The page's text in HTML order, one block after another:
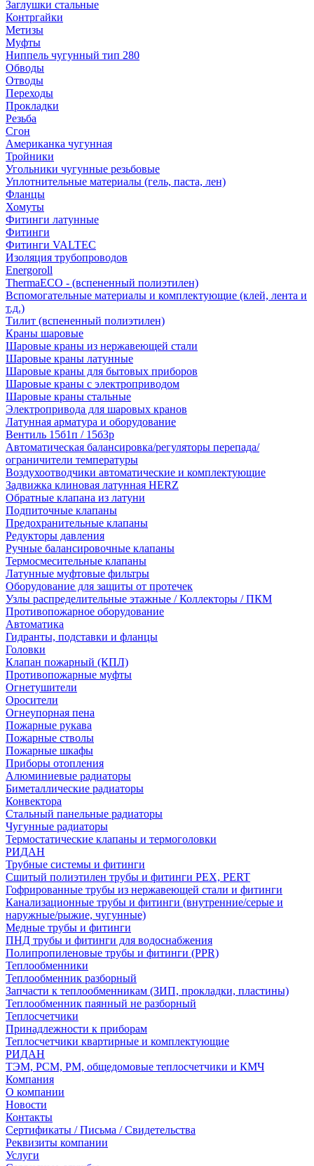
Заглушки стальные
Контргайки
Метизы
Муфты
Ниппель чугунный тип 280
Обводы
Отводы
Переходы
Прокладки
Резьба
Сгон
Американка чугунная
Тройники
Угольники чугунные резьбовые
Уплотнительные материалы (гель, паста, лен)
Фланцы
Хомуты
Фитинги латунные
Фитинги
Фитинги VALTEC
Изоляция трубопроводов
Energoroll
ThermaECO - (вспененный полиэтилен)
Вспомогательные материалы и комплектующие (клей, лента и
т.д.)
Тилит (вспененный полиэтилен)
Краны шаровые
Шаровые краны из нержавеющей стали
Шаровые краны латунные
Шаровые краны для бытовых приборов
Шаровые краны с электроприводом
Шаровые краны стальные
Электропривода для шаровых кранов
Латунная арматура и оборудование
Вентиль 15б1п / 15б3р
Автоматическая балансировка/регуляторы перепада/
ограничители температуры
Воздухоотводчики автоматические и комплектующие
Задвижка клиновая латунная HERZ
Обратные клапана из латуни
Подпиточные клапаны
Предохранительные клапаны
Редукторы давления
Ручные балансировочные клапаны
Термосмесительные клапаны
Латунные муфтовые фильтры
Оборудование для защиты от протечек
Узлы распределительные этажные / Коллекторы / ПКМ
Противопожарное оборудование
Автоматика
Гидранты, подставки и фланцы
Головки
Клапан пожарный (КПЛ)
Противопожарные муфты
Огнетушители
Оросители
Огнеупорная пена
Пожарные рукава
Пожарные стволы
Пожарные шкафы
Приборы отопления
Алюминиевые радиаторы
Биметаллические радиаторы
Конвектора
Стальный панельные радиаторы
Чугунные радиаторы
Термостатические клапаны и термоголовки
РИДАН
Трубные системы и фитинги
Сшитый полиэтилен трубы и фитинги PEX, PERT
Гофрированные трубы из нержавеющей стали и фитинги
Канализационные трубы и фитинги (внутренние/серые и
наружные/рыжие, чугунные)
Медные трубы и фитинги
ПНД трубы и фитинги для водоснабжения
Полипропиленовые трубы и фитинги (PPR)
Теплообменники
Теплообменник разборный
Запчасти к теплообменникам (ЗИП, прокладки, пластины)
Теплообменник паянный не разборный
Теплосчетчики
Принадлежности к приборам
Теплосчетчики квартирные и комплектующие
РИДАН
ТЭМ, РСМ, РМ, общедомовые теплосчетчики и КМЧ
Компания
О компании
Новости
Контакты
Сертификаты / Письма / Свидетельства
Реквизиты компании
Услуги